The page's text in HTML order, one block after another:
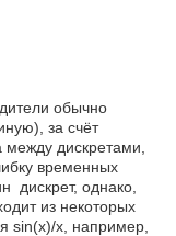
обычно
за счёт
дискретами,
временных
дискрет, однако,
из некоторых
sin(x)/x, например,